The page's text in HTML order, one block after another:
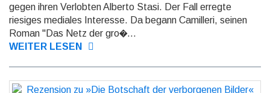
gegen ihren Verlobten Alberto Stasi. Der Fall erregte
riesiges mediales Interesse. Da begann Camilleri, seinen
Roman "Das Netz der gro�...
WEITER LESEN